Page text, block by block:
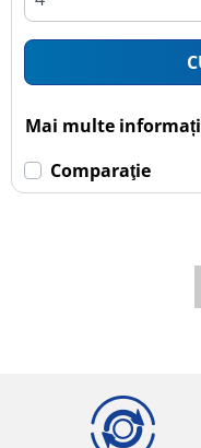
Mai multe
Comparaţie